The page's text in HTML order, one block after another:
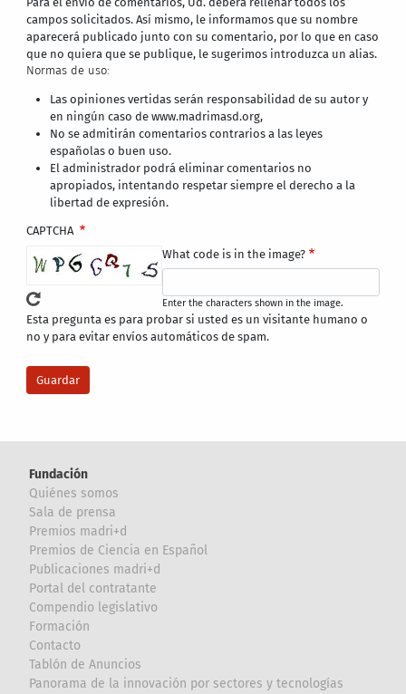
campos solicitados. Así mismo, le informamos que su nombre
aparecerá publicado junto con su comentario, por lo que en caso
que no quiera que se publique, le sugerimos introduzca un alias.
Normas de uso:
Las opiniones vertidas serán responsabilidad de su autor y
en ningún caso de www.madrimasd.org,
No se admitirán comentarios contrarios a las leyes
españolas o buen uso.
El administrador podrá eliminar comentarios no
apropiados, intentando respetar siempre el derecho a la
libertad de expresión.
CAPTCHA
What code is in the image?
Enter the characters shown in the image.
Esta pregunta es para probar si usted es un visitante humano o
no y para evitar envíos automáticos de spam.
Fundación
Quiénes somos
Sala de prensa
Premios madri+d
Premios de Ciencia en Español
Publicaciones madri+d
Portal del contratante
Compendio legislativo
Formación
Contacto
Tablón de Anuncios
Panorama de la innovación por sectores y tecnologías